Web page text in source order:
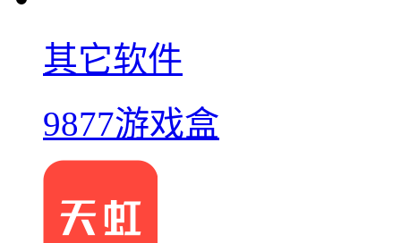
其它软件
9877游戏盒